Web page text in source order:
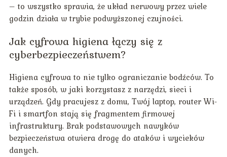
– to wszystko sprawia, że układ nerwowy przez wiele
godzin działa w trybie podwyższonej czujności.
Jak cyfrowa higiena łączy się z
cyberbezpieczeństwem?
Higiena cyfrowa to nie tylko ograniczanie bodźców. To
także sposób, w jaki korzystasz z narzędzi, sieci i
urządzeń. Gdy pracujesz z domu, Twój laptop, router Wi-
Fi i smartfon stają się fragmentem firmowej
infrastruktury. Brak podstawowych nawyków
bezpieczeństwa otwiera drogę do ataków i wycieków
danych.